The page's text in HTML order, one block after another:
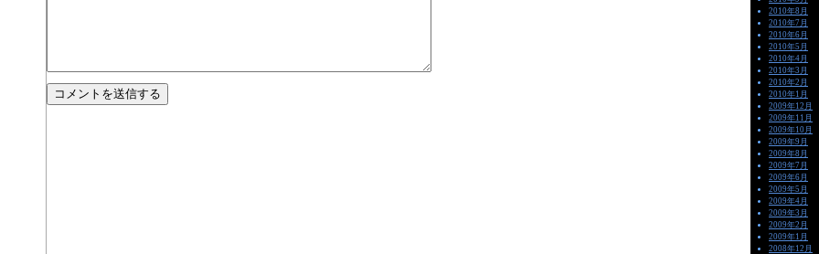
2010年8月
2010年7月
2010年6月
2010年5月
2010年4月
2010年3月
2010年2月
2010年1月
2009年12月
2009年11月
2009年10月
2009年9月
2009年8月
2009年7月
2009年6月
2009年5月
2009年4月
2009年3月
2009年2月
2009年1月
2008年12月